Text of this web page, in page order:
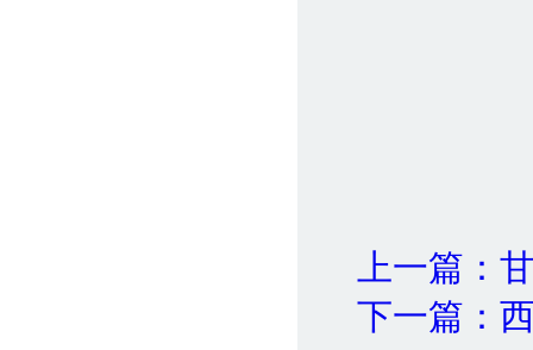
上一篇：
下一篇：